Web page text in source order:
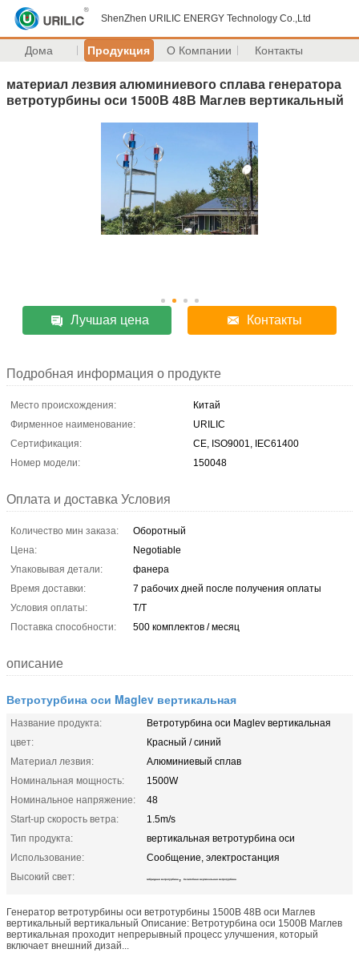
ShenZhen URILIC ENERGY Technology Co.,Ltd
Дома Продукция О Компании Контакты
материал лезвия алюминиевого сплава генератора
ветротурбины оси 1500В 48В Маглев вертикальный
Лучшая цена Контакты
Подробная информация о продукте
Место происхождения:
Китай
Фирменное наименование:
URILIC
Сертификация:
CE, ISO9001, IEC61400
Номер модели:
150048
Оплата и доставка Условия
Количество мин заказа:
Оборотный
Цена:
Negotiable
Упаковывая детали:
фанера
Время доставки:
7 рабочих дней после получения оплаты
Условия оплаты:
T/T
Поставка способности:
500 комплектов / месяц
описание
Ветротурбина оси Maglev вертикальная
Название продукта:
Ветротурбина оси Maglev вертикальная
цвет:
Красный / синий
Материал лезвия:
Алюминиевый сплав
Номинальная мощность:
1500W
Номинальное напряжение:
48
Start-up скорость ветра:
1.5m/s
Тип продукта:
вертикальная ветротурбина оси
Использование:
Сообщение, электростанция
Высокий свет:
гибридная ветротурбина , Селитебная вертикальная ветротурбина
Генератор ветротурбины оси ветротурбины 1500В 48В оси Маглев
вертикальный вертикальный Описание: Ветротурбина оси 1500В Маглев
вертикальная проходит непрерывный процесс улучшения, который
включает внешний дизай...